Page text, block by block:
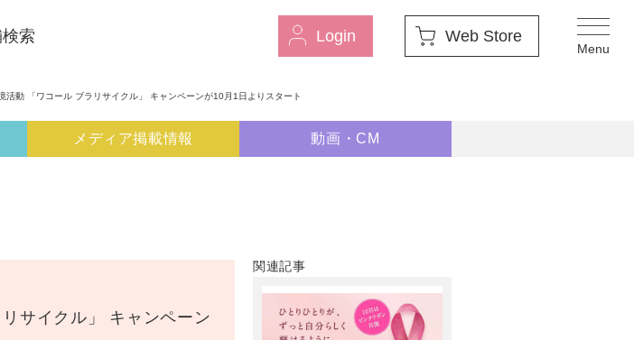
Login Web Store
索
動 「ワコール ブラリサイクル」 キャンペーンが10月1日よりスタート
メディア掲載情報 動画・CM
サイクル」 キャンペーン
関連記事